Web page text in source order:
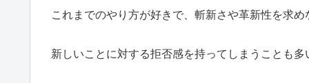
これまでのやり方が好きで、斬新さや革新性を求め
新しいことに対する拒否感を持ってしまうことも多